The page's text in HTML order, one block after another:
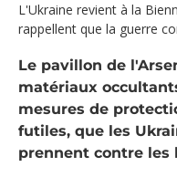
L'Ukraine revient à la
rappellent que la guerre
Le pavillon de
matériaux
mesures de
futiles, que les
prennent contre les